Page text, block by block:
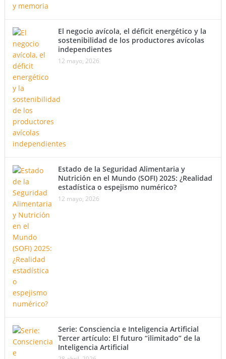
El negocio avícola, el déficit energético y la
sostenibilidad de los productores avícolas
independientes
12 mayo, 2026
Estado de la Seguridad Alimentaria y
Nutrición en el Mundo (SOFI) 2025: ¿Realidad
estadística o espejismo numérico?
12 mayo, 2026
Serie: Consciencia e Inteligencia Artificial
Tercer artículo: El futuro “ilimitado” de la
Inteligencia Artificial